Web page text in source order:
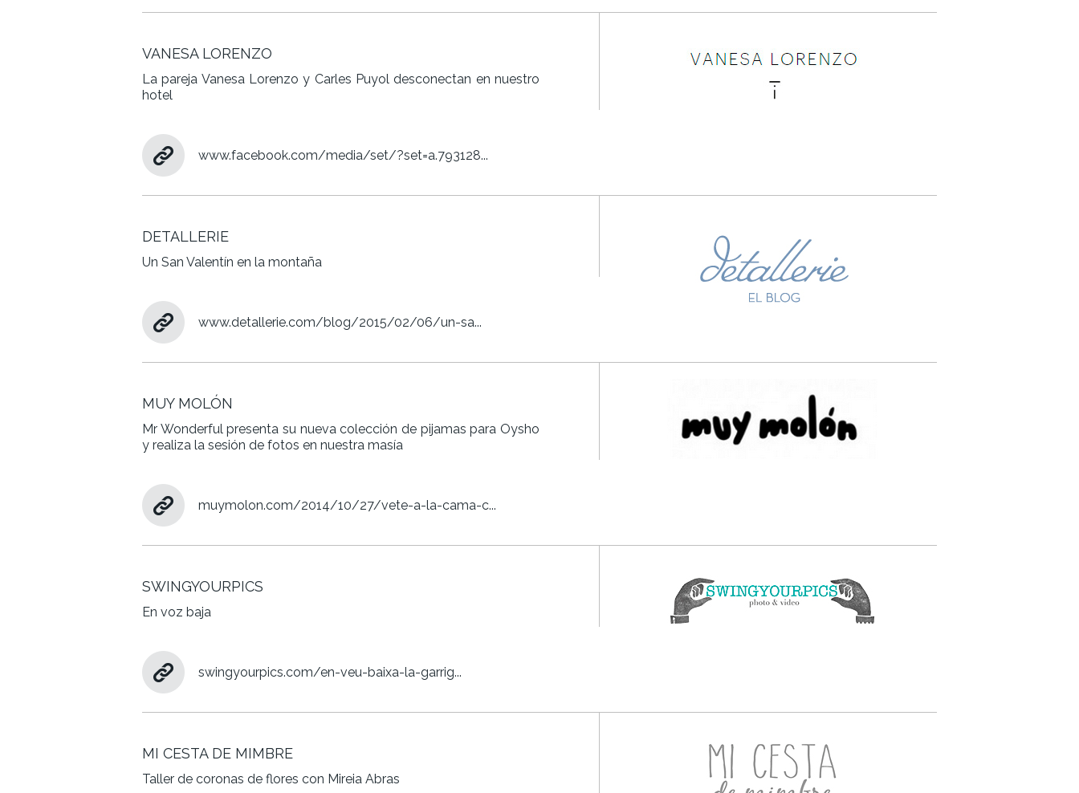
VANESA LORENZO
La pareja Vanesa Lorenzo y Carles Puyol desconectan en nuestro
hotel
www.facebook.com/media/set/?set=a.793128...
DETALLERIE
Un San Valentín en la montaña
www.detallerie.com/blog/2015/02/06/un-sa...
MUY MOLÓN
Mr Wonderful presenta su nueva colección de pijamas para Oysho
y realiza la sesión de fotos en nuestra masía
muymolon.com/2014/10/27/vete-a-la-cama-c...
SWINGYOURPICS
En voz baja
swingyourpics.com/en-veu-baixa-la-garrig...
MI CESTA DE MIMBRE
Taller de coronas de flores con Mireia Abras